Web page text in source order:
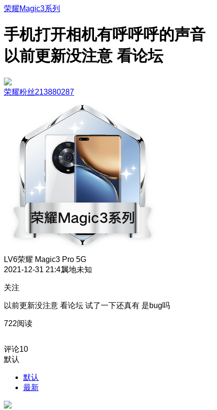
荣耀Magic3系列
手机打开相机有呼呼呼的声音
以前更新没注意 看论坛
荣耀粉丝213880287
LV6荣耀 Magic3 Pro 5G
2021-12-31 21:41属地未知
关注
以前更新没注意 看论坛 试了一下还真有 是bug吗
722阅读
评论10
默认
默认
最新